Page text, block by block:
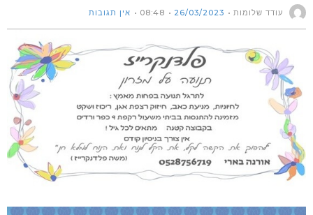
עודד שלומות 26/03/2023
08:48 אין תגובות